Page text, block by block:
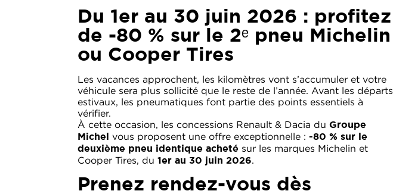
Du 1er au 30 juin 2026 : profitez
de -80 % sur le 2ᵉ pneu Michelin
ou Cooper Tires
Les vacances approchent, les kilomètres vont s’accumuler et votre
véhicule sera plus sollicité que le reste de l’année. Avant les départs
estivaux, les pneumatiques font partie des points essentiels à
vérifier.
À cette occasion, les concessions Renault & Dacia du Groupe
Michel
vous proposent une offre exceptionnelle : -80 % sur le
deuxième pneu identique acheté sur les marques Michelin et
Cooper Tires, du 1er au 30 juin 2026.
Prenez rendez-vous dès